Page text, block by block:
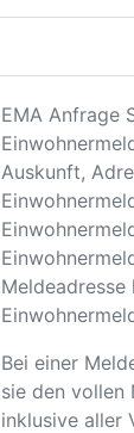
EMA Anfrage
Auskunft,
Meldeadresse
Bei einer
sie den vollen
inklusive aller